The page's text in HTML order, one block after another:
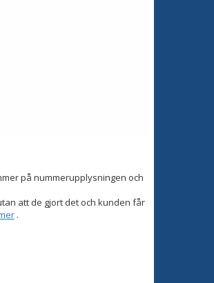
på nummerupplysningen och
att de gjort det och kunden får
.